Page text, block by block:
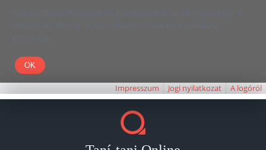
Kedves Olvasó! Weboldalunk böngészésével Ön elfogadja, hogy a
felhasználói élmény javítása céljából cookie-kat használunk.
Köszönjük!
Impresszum Jogi nyilatkozat A logóról